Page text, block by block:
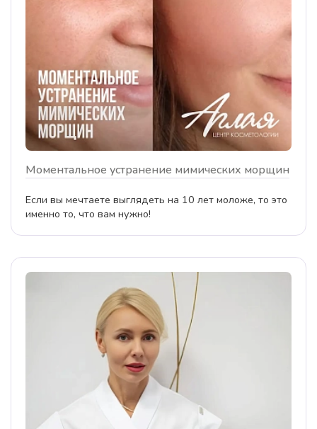
Моментальное устранение мимических морщин
Если вы мечтаете выглядеть на 10 лет моложе, то это
именно то, что вам нужно!